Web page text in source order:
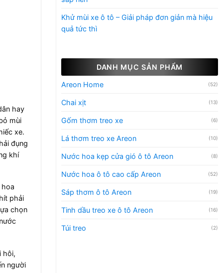
hay
mùi
xe.
đụng
khí
phải
chọn
hôi,
người
Khử mùi xe ô tô – Giải pháp đơn giản mà hiệu
quả tức thì
DANH MỤC SẢN PHẨM
Areon Home (52)
Chai xịt (13)
Gốm thơm treo xe (6)
Lá thơm treo xe Areon (10)
Nước hoa kẹp cửa gió ô tô Areon (8)
Nước hoa ô tô cao cấp Areon (52)
Sáp thơm ô tô Areon (19)
Tinh dầu treo xe ô tô Areon (16)
Túi treo (2)